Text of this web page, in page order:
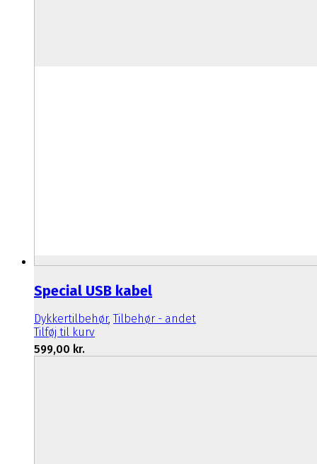
Special USB kabel
Dykkertilbehør,Tilbehør - andet
Tilføj til kurv
599,00 kr.